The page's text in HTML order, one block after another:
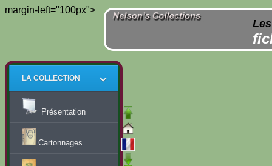
margin-left="100px">
LA COLLECTION
Présentation
Cartonnages